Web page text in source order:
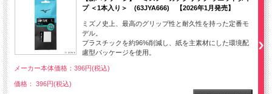
プ ＜1本入り＞ (63JYA666) 【2026年1月発売】
ミズノ史上、最高のグリップ性と耐久性を持った定番モ
デル。
プラスチックを約96%削減し、紙を主素材にした環境配
慮型パッケージを使用。
メーカー本体価格：396円(税込)
価格： 396円(税込)